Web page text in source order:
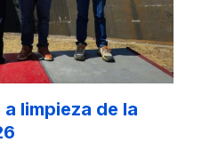
limpieza de la